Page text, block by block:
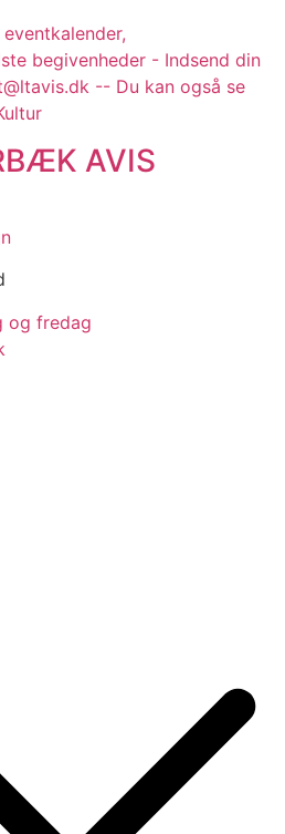
begivenheder - Indsend din
-- Du kan også se
AVIS
og fredag